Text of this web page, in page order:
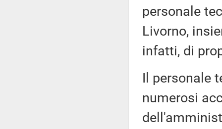
personale
Livorno,
infatti, di
Il personale
numerosi